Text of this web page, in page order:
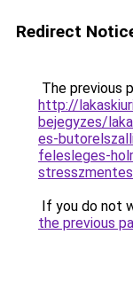
Redirect
The previous
http://
bejegyzes/
es-
felesleges-
If you do not
the previous